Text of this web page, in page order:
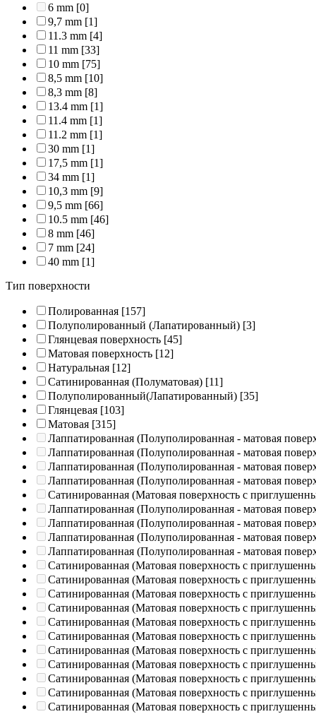
6 mm [0]
9,7 mm [1]
11.3 mm [4]
11 mm [33]
10 mm [75]
8,5 mm [10]
8,3 mm [8]
13.4 mm [1]
11.4 mm [1]
11.2 mm [1]
30 mm [1]
17,5 mm [1]
34 mm [1]
10,3 mm [9]
9,5 mm [66]
10.5 mm [46]
8 mm [46]
7 mm [24]
40 mm [1]
Тип поверхности
Полированная [157]
Полуполированный (Лапатированный) [3]
Глянцевая поверхность [45]
Матовая поверхность [12]
Натуральная [12]
Сатинированная (Полуматовая) [11]
Полуполированный(Лапатированный) [35]
Глянцевая [103]
Матовая [315]
Лаппатированная (Полуполированная - матовая
Лаппатированная (Полуполированная - матовая
Лаппатированная (Полуполированная - матовая
Лаппатированная (Полуполированная - матовая
Сатинированная (Матовая поверхность с
Лаппатированная (Полуполированная - матовая
Лаппатированная (Полуполированная - матовая
Лаппатированная (Полуполированная - матовая
Лаппатированная (Полуполированная - матовая
Сатинированная (Матовая поверхность с
Сатинированная (Матовая поверхность с
Сатинированная (Матовая поверхность с
Сатинированная (Матовая поверхность с
Сатинированная (Матовая поверхность с
Сатинированная (Матовая поверхность с
Сатинированная (Матовая поверхность с
Сатинированная (Матовая поверхность с
Сатинированная (Матовая поверхность с
Сатинированная (Матовая поверхность с
Сатинированная (Матовая поверхность с